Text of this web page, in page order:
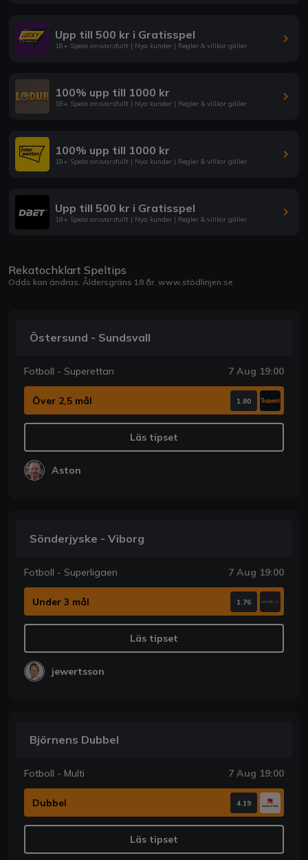
Upp till 500 kr i Gratisspel
18+ Spela ansvarsfullt | Nya kunder | Regler & villkor gäller
100% upp till 1000 kr
18+ Spela ansvarsfullt | Nya kunder | Regler & villkor gäller
100% upp till 1000 kr
18+ Spela ansvarsfullt | Nya kunder | Regler & villkor gäller
Upp till 500 kr i Gratisspel
18+ Spela ansvarsfullt | Nya kunder | Regler & villkor gäller
Rekatochklart Speltips
Odds kan ändras. Åldersgräns 18 år. www.stödlinjen.se
Östersund - Sundsvall
Fotboll - Superettan 7 Aug 19:00
Över 2,5 mål 1.80
Läs tipset
Aston
Sönderjyske - Viborg
Fotboll - Superligaen 7 Aug 19:00
Under 3 mål 1.76
Läs tipset
jewertsson
Björnens Dubbel
Fotboll - Multi 7 Aug 19:00
Dubbel 4.19
Läs tipset